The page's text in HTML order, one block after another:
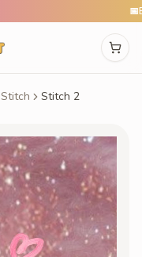
Stitch Stitch 2